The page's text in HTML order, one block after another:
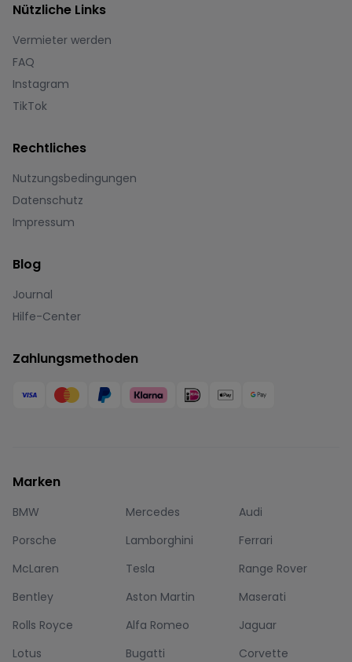
Nützliche Links
Vermieter werden
FAQ
Instagram
TikTok
Rechtliches
Nutzungsbedingungen
Datenschutz
Impressum
Blog
Journal
Hilfe-Center
Zahlungsmethoden
Marken
BMW Mercedes
Audi
Porsche
Lamborghini
Ferrari
McLaren
Tesla
Range Rover
Bentley
Aston Martin
Maserati
Rolls Royce
Alfa Romeo
Jaguar
Lotus
Bugatti Corvette